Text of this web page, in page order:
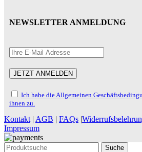
NEWSLETTER ANMELDUNG
Ich habe die Allgemeinen
ihnen zu.
Kontakt | AGB | FAQs |
Impressum
Suche